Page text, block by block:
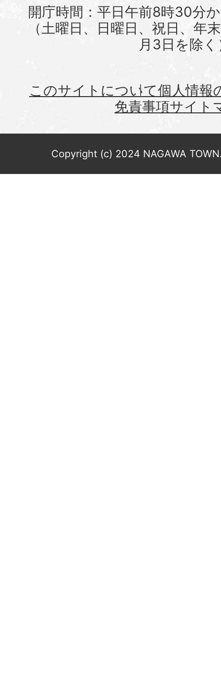
開庁時間：平日午前8時30分
（土曜日、日曜日、祝日、年
月3日を除く
このサイトについて個人情報
免責事項サイト
Copyright (c) 2024 NAGAWA